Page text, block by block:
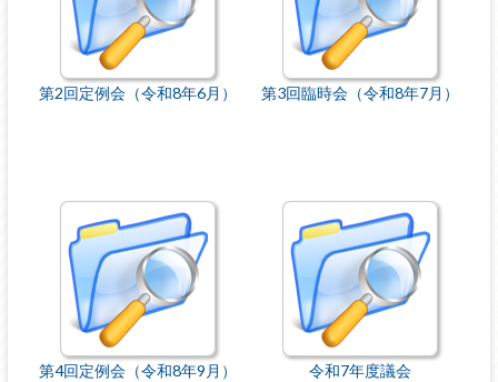
第2回定例会（令和8年6月） 第3回臨時会（令和8年7月）
第4回定例会（令和8年9月） 令和7年度議会